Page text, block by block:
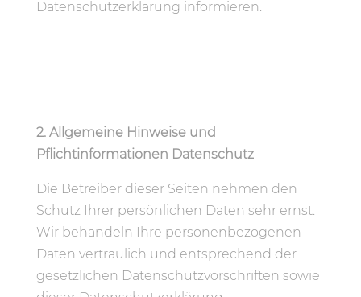
Datenschutzerklärung informieren.
2. Allgemeine Hinweise und
Pflichtinformationen Datenschutz
Die Betreiber dieser Seiten nehmen den
Schutz Ihrer persönlichen Daten sehr ernst.
Wir behandeln Ihre personenbezogenen
Daten vertraulich und entsprechend der
gesetzlichen Datenschutzvorschriften sowie